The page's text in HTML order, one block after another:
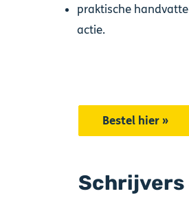
praktische
actie.
Bestel hier »
Schrijvers